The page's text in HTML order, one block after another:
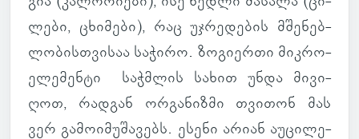
ლები, ცხი­მები), რაც უჯრე­დე­ბის მშე­ნებ­
ლო­ბის­თვი­საა სა­ჭირო. ზო­გი­ერთი მიკ­რო­
ე­ლე­მენტი საჭ­მლის სახით უნდა მი­ვი­
ღოთ, რად­გან ორ­გა­ნიზმი თვი­თონ მას
ვერ გა­მო­ი­მუ­შა­ვებს. ესენი არიან აუ­ცი­ლე­